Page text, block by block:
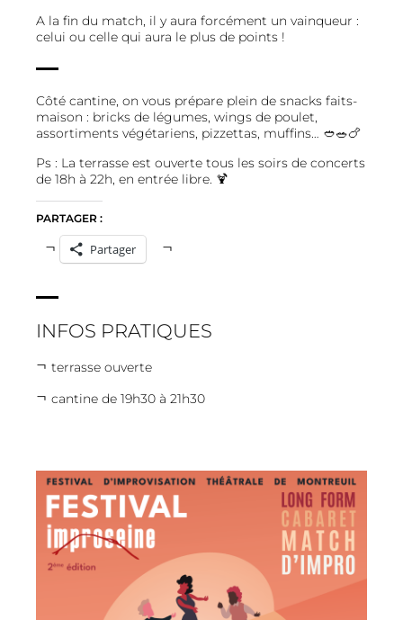
A la fin du match, il y aura forcément un vainqueur :
celui ou celle qui aura le plus de points !
Côté cantine, on vous prépare plein de snacks faits-
maison : bricks de légumes, wings de poulet,
assortiments végétariens, pizzettas, muffins… 🥙🥗🍗
Ps : La terrasse est ouverte tous les soirs de concerts
de 18h à 22h, en entrée libre. 🍹
PARTAGER :
Partager
INFOS PRATIQUES
terrasse ouverte
cantine de 19h30 à 21h30